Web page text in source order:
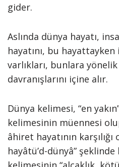
gider.
Aslında dünya hayatı,
hayatını, bu
varlıkları, bunlara
davranışlarını içine alır.
Dünya kelimesi, “en
kelimesinin müennesi
âhiret hayatının
hayâtü’d-dünyâ” şeklinde